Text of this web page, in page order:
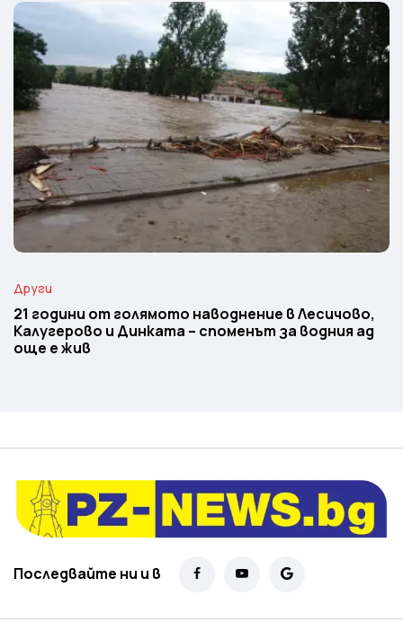
Други
21 години от голямото наводнение в Лесичово,
Калугерово и Динката – споменът за водния ад
още е жив
Последвайте ни и в